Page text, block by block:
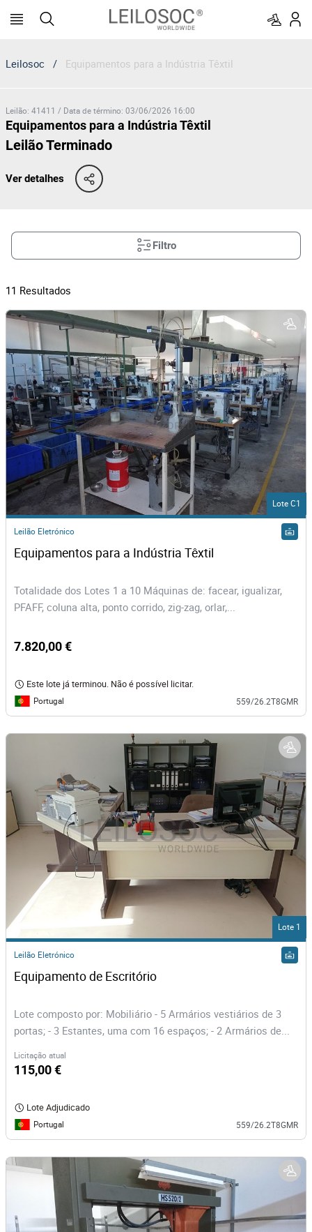
Leilosoc / Equipamentos para a Indústria Têxtil
Leilão: 41411 / Data de término: 03/06/2026 16:00
Equipamentos para a Indústria Têxtil
Leilão Terminado
Ver detalhes
Filtro
11 Resultados
Lote C1
Leilão Eletrónico
Equipamentos para a Indústria Têxtil
Totalidade dos Lotes 1 a 10 Máquinas de: facear, igualizar,
PFAFF, coluna alta, ponto corrido, zig-zag, orlar,...
7.820,00 €
Este lote já terminou. Não é possível licitar.
Portugal 559/26.2T8GMR
Lote 1
Leilão Eletrónico
Equipamento de Escritório
Lote composto por: Mobiliário - 5 Armários vestiários de 3
portas; - 3 Estantes, uma com 16 espaços; - 2 Armários de...
Licitação atual
115,00 €
Lote Adjudicado
Portugal 559/26.2T8GMR